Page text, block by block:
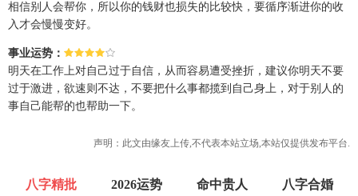
相信别人会帮你，所以你的钱财也损失的比较快，要循序渐进你的收
入才会慢慢变好。
事业运势：
明天在工作上对自己过于自信，从而容易遭受挫折，建议你明天不要
过于激进，欲速则不达，不要把什么事都揽到自己身上，对于别人的
事自己能帮的也帮助一下。
声明：此文由缘友上传,不代表本站立场,本站仅提供发布平台.
八字精批 2026运势 命中贵人 八字合婚